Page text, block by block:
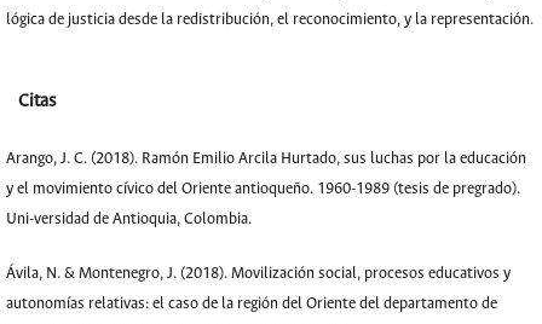
lógica de justicia desde la redistribución, el reconocimiento, y la representación.
Citas
Arango, J. C. (2018). Ramón Emilio Arcila Hurtado, sus luchas por la educación
y el movimiento cívico del Oriente antioqueño. 1960-1989 (tesis de pregrado).
Uni-versidad de Antioquia, Colombia.
Ávila, N. & Montenegro, J. (2018). Movilización social, procesos educativos y
autonomías relativas: el caso de la región del Oriente del departamento de